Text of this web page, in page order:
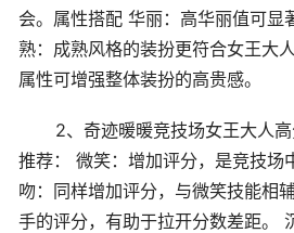
会。属性搭配 华丽：高华丽值可显
熟：成熟风格的装扮更符合女王大
属性可增强整体装扮的高贵感。
2、奇迹暖暖竞技场女王大人
推荐： 微笑：增加评分，是竞技场
吻：同样增加评分，与微笑技能相
手的评分，有助于拉开分数差距。